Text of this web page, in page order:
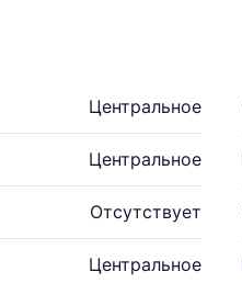
Центральное
Центральное
Отсутствует
Центральное